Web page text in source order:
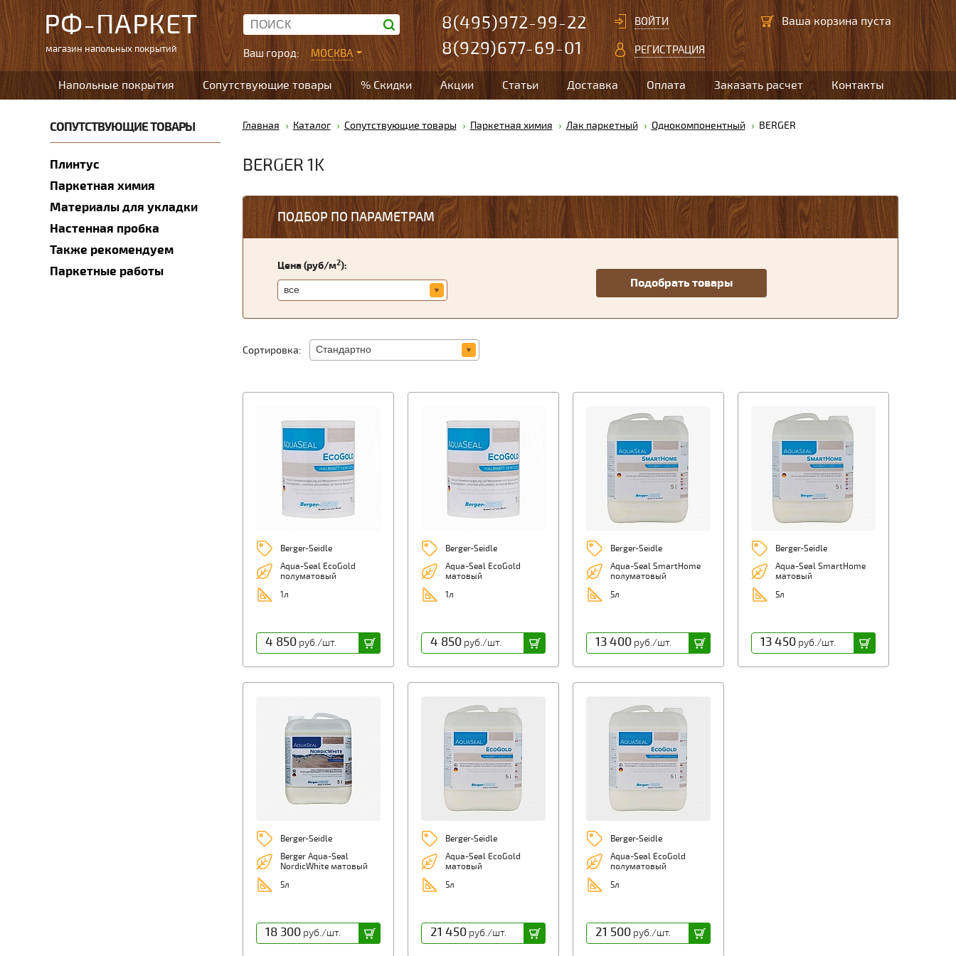
РФ-ПАРКЕТ
магазин напольных покрытий Ваш город: МОСКВА
8(495)972-99-22
8(929)677-69-01
ВОЙТИ
РЕГИСТРАЦИЯ
Ваша корзина пуста
Напольные покрытия Сопутствующие товары % Скидки Акции Статьи Доставка Оплата Заказать расчет Контакты
СОПУТСТВУЮЩИЕ ТОВАРЫ
Плинтус
Паркетная химия
Материалы для укладки
Настенная пробка
Также рекомендуем
Паркетные работы
Главная Каталог Сопутствующие товары Паркетная химия Лак паркетный Однокомпонентный BERGER
BERGER 1K
ПОДБОР ПО ПАРАМЕТРАМ
Цена (руб/м2):
Сортировка:
Berger-Seidle
Aqua-Seal EcoGold
полуматовый
1л
4 850руб./шт.
Berger-Seidle
Aqua-Seal EcoGold
матовый
1л
4 850руб./шт.
Berger-Seidle
Aqua-Seal SmartHome
полуматовый
5л
13 400руб./шт.
Berger-Seidle
Aqua-Seal SmartHome
матовый
5л
13 450руб./шт.
Berger-Seidle
Berger Aqua-Seal
NordicWhite матовый
5л
18 300руб./шт.
Berger-Seidle
Aqua-Seal EcoGold
матовый
5л
21 450руб./шт.
Berger-Seidle
Aqua-Seal EcoGold
полуматовый
5л
21 500руб./шт.